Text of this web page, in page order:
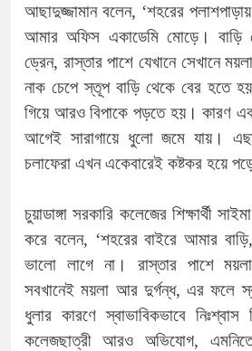
আছাদুজ্জামান বলেন, ‘শহরের
আমার অফিস একাডেমি মোড়ে। বাড়ি
ড্রেন, রাস্তার পাশে যেখানে সেখানে
নাক চেপে স্তূপ বাড়ি থেকে বের হতে
গিয়ে আরও বিপাকে পড়তে হয়। কারণ
আগেই সারাগায়ে ধুলো জমে যায়।
চলাফেরা এখন একেবারেই কষ্টকর হয়ে
চুয়াডাঙ্গা সরকারি কলেজের শিক্ষার্থী
করে বলেন, ‘শহরের বাইরে আমার
ভালো লাগে না। রাস্তার পাশে
সবখানেই ময়লা আর দুর্গন্ধ, এর ফলে
ধুলার কারণে স্বাভাবিকভাবে
কলেজছাত্রী আরও অভিযোগ,